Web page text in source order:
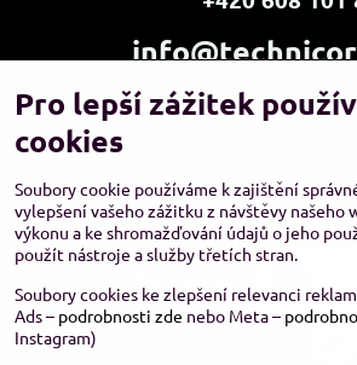
Showroom a výdejní
TECHNICORP ESHOP
Pro lepší zážitek
cookies
Soubory cookie používáme k zajištění
vylepšení vašeho zážitku z návštěvy našeho
výkonu a ke shromažďování údajů o jeho
použít nástroje a služby třetích stran.
Soubory cookies ke zlepšení relevanci
Ads – podrobnosti zde nebo Meta –
Instagram)